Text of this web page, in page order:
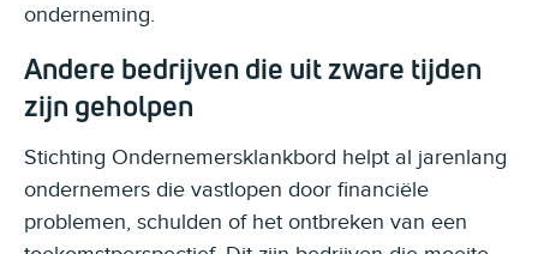
onderneming.
Andere bedrijven die uit zware tijden
zijn geholpen
Stichting Ondernemersklankbord helpt al jarenlang
ondernemers die vastlopen door financiële
problemen, schulden of het ontbreken van een